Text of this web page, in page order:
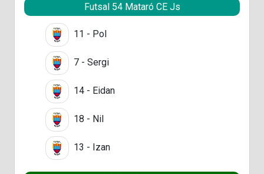
Futsal 54 Mataró CE Js
11 - Pol
7 - Sergi
14 - Eidan
18 - Nil
13 - Izan